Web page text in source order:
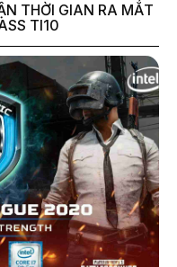
THỜI GIAN RA MẮT
TI10